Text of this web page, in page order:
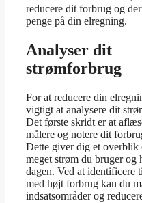
reducere dit forbrug og
penge på din elregning.
Analyser dit
strømforbrug
For at reducere din
vigtigt at analysere dit
Det første skridt er at
målere og notere dit
Dette giver dig et overblik
meget strøm du bruger og
dagen. Ved at identificere
med højt forbrug kan du
indsatsområder og